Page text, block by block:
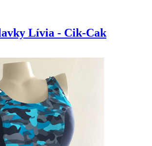
Lívia - Cik-Cak